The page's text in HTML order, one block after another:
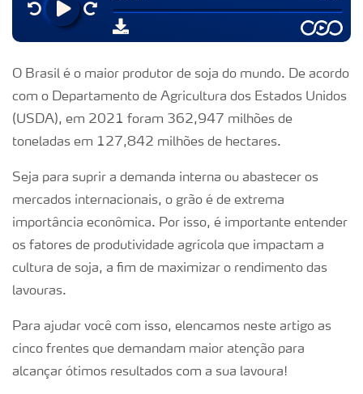
O Brasil é o maior produtor de soja do mundo. De acordo
com o Departamento de Agricultura dos Estados Unidos
(USDA), em 2021 foram 362,947 milhões de
toneladas em 127,842 milhões de hectares.
Seja para suprir a demanda interna ou abastecer os
mercados internacionais, o grão é de extrema
importância econômica. Por isso, é importante entender
os fatores de produtividade agrícola que impactam a
cultura de soja, a fim de maximizar o rendimento das
lavouras.
Para ajudar você com isso, elencamos neste artigo as
cinco frentes que demandam maior atenção para
alcançar ótimos resultados com a sua lavoura!